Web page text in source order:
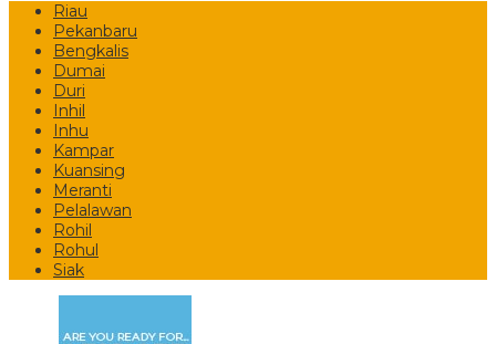
Riau
Pekanbaru
Bengkalis
Dumai
Duri
Inhil
Inhu
Kampar
Kuansing
Meranti
Pelalawan
Rohil
Rohul
Siak